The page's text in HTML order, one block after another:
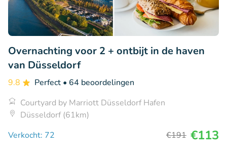
Overnachting voor 2 + ontbijt in de haven
van Düsseldorf
9.8 Perfect • 64 beoordelingen
Courtyard by Marriott Düsseldorf Hafen
Düsseldorf (61km)
Verkocht: 72
€191 €113